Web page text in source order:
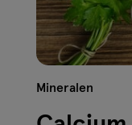
Mineralen